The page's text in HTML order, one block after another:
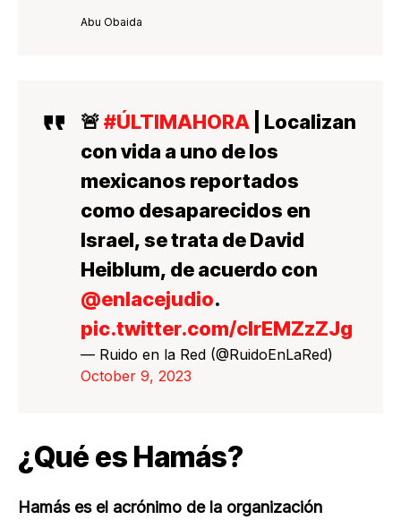
Abu Obaida
🚨#ÚLTIMAHORA | Localizan
con vida a uno de los
mexicanos reportados
como desaparecidos en
Israel, se trata de David
Heiblum, de acuerdo con
@enlacejudio.
pic.twitter.com/clrEMZzZJg
— Ruido en la Red (@RuidoEnLaRed)
October 9, 2023
¿Qué es Hamás?
Hamás es el acrónimo de la organización